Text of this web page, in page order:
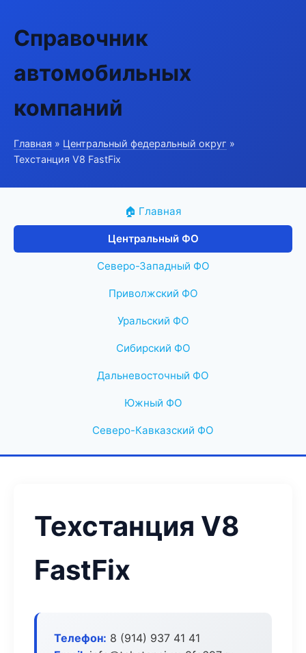
Справочник
автомобильных
компаний
Главная » Центральный федеральный округ »
Техстанция V8 FastFix
🏠 Главная
Центральный ФО
Северо-Западный ФО
Приволжский ФО
Уральский ФО
Сибирский ФО
Дальневосточный ФО
Южный ФО
Северо-Кавказский ФО
Техстанция V8
FastFix
Телефон: 8 (914) 937 41 41